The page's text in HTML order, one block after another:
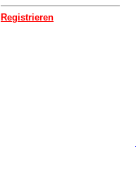
Registrieren